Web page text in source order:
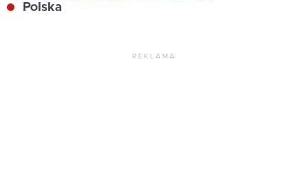
Polska
REKLAMA